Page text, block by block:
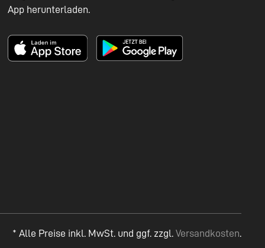
App herunterladen.
* Alle Preise inkl. MwSt. und ggf. zzgl. Versandkosten.